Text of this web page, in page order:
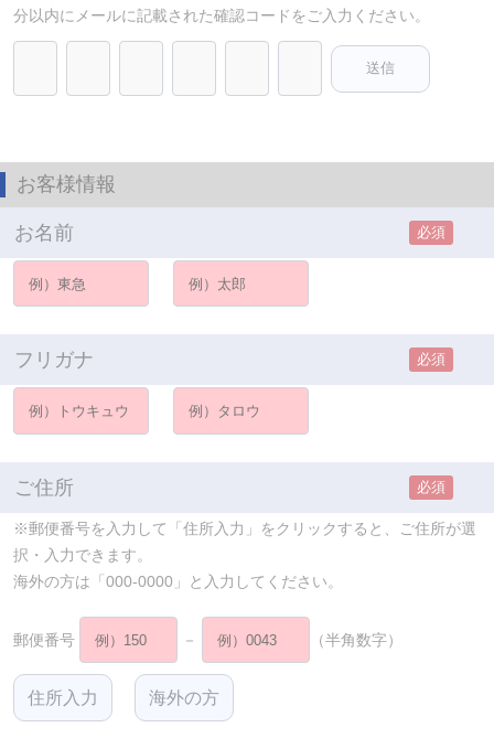
分以内にメールに記載された確認コードをご入力ください。
お客様情報
お名前 必須
フリガナ 必須
ご住所 必須
※郵便番号を入力して「住所入力」をクリックすると、ご住所が選
択・入力できます。
海外の方は「000-0000」と入力してください。
郵便番号 － （半角数字）